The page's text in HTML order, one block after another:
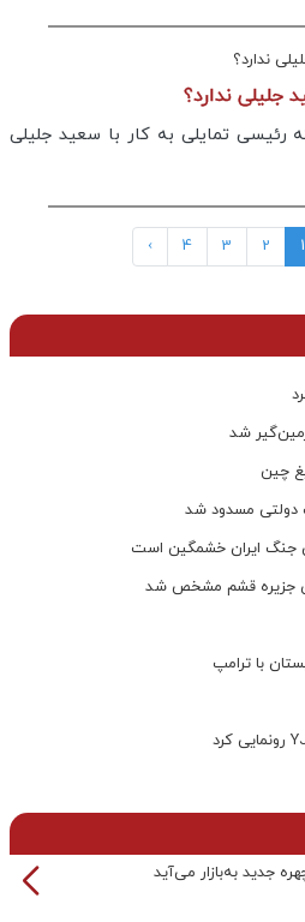
جلیلی ندارد؟
تمایلی به کار با سعید جلیلی
1
2
3
4
›
شد
چین
دولتی مسدود شد
جنگ ایران خشمگین است
جزیره قشم مشخص شد
با ترامپ